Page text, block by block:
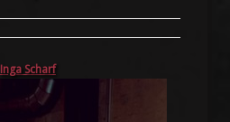
Inga Scharf